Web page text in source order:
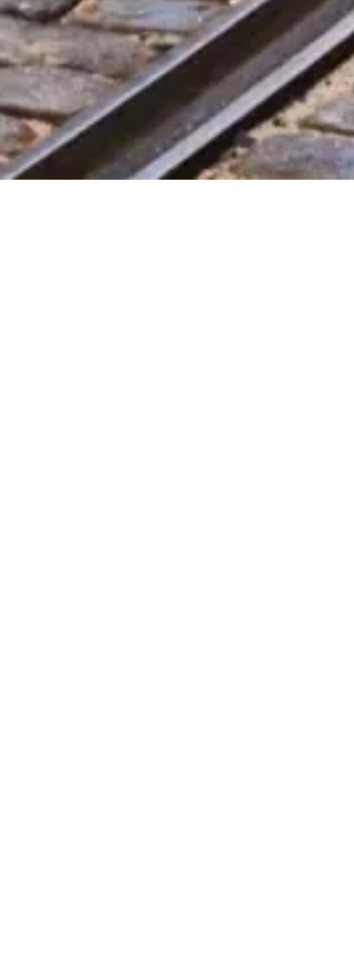
Cookie 政策
网站地图
由一位与您一样热爱旅行和历史的人，怀着 ❤️ 为全球旅行者
和历史爱好者倾心打造。
您的 里斯本旅游通行证 专属向导。欢迎咨询门票、开放时间
及其他信息！
💬